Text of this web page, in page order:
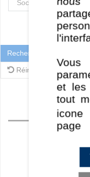
Rechercher
Réinitialiser
et les
tout
page